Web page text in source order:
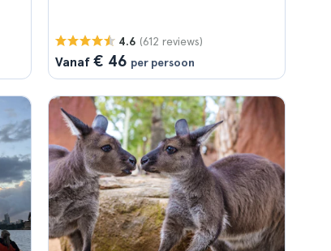
4.6 (612 reviews)
Vanaf € 46 per persoon